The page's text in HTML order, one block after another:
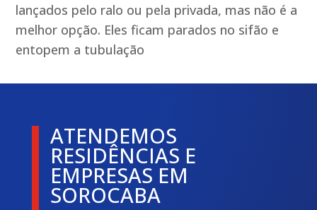
lançados pelo ralo ou pela privada, mas não é a
melhor opção. Eles ficam parados no sifão e
entopem a tubulação
ATENDEMOS
RESIDÊNCIAS E
EMPRESAS EM
SOROCABA